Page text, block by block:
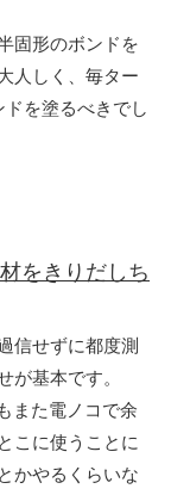
固形のボンドを
人しく、毎ター
を塗るべきでし
をきりだしち
信せずに都度測
が基本です。
また電ノコで余
こに使うことに
かやるくらいな